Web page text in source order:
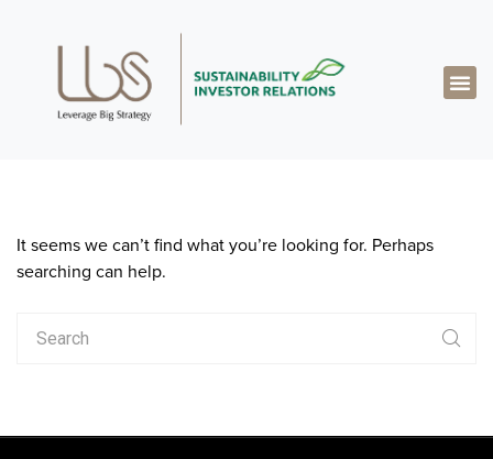
It seems we can’t find what you’re looking for. Perhaps
searching can help.